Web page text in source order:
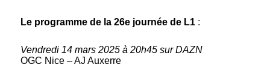
Le programme de la 26e journée de L1 :
Vendredi 14 mars 2025 à 20h45 sur DAZN
OGC Nice – AJ Auxerre